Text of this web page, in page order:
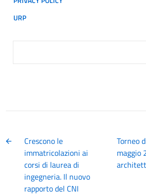
URP
Crescono le
immatricolazioni ai
corsi di laurea di
ingegneria. Il nuovo
rapporto del CNI
Torneo
maggio